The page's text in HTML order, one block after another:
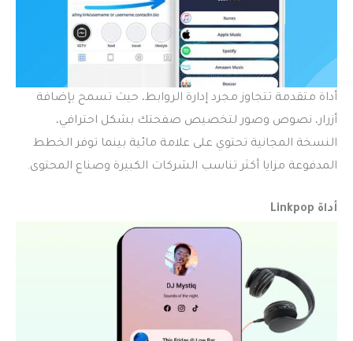
أداة متقدمة تتجاوز مجرد إدارة الروابط، حيث تسمح بإضافة
أزرار، نصوص وصور لتخصيص صفحتك بشكل احترافي،
النسخة المجانية تحتوي على علامة مائية بينما توفر الخطط
المدفوعة مزايا أكثر تناسب الشركات الكبيرة وصناع المحتوى.
أداة Linkpop